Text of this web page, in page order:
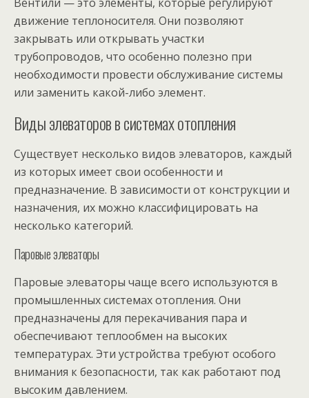
движение теплоносителя. Они позволяют
закрывать или открывать участки
трубопроводов, что особенно полезно при
необходимости провести обслуживание системы
или заменить какой-либо элемент.
Виды элеваторов в системах отопления
Существует несколько видов элеваторов, каждый
из которых имеет свои особенности и
предназначение. В зависимости от конструкции и
назначения, их можно классифицировать на
несколько категорий.
Паровые элеваторы
Паровые элеваторы чаще всего используются в
промышленных системах отопления. Они
предназначены для перекачивания пара и
обеспечивают теплообмен на высоких
температурах. Эти устройства требуют особого
внимания к безопасности, так как работают под
высоким давлением.